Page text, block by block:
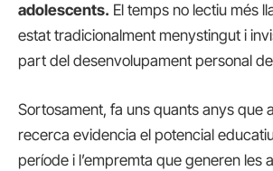
adolescents. El temps no lectiu més
estat tradicionalment menystingut i
part del desenvolupament personal
Sortosament, fa uns quants anys que
recerca evidencia el potencial
període i l’empremta que generen les